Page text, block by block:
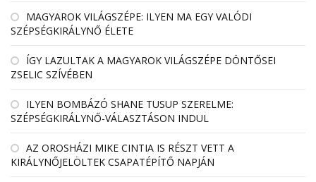
MAGYAROK VILÁGSZÉPE: ILYEN MA EGY VALÓDI
SZÉPSÉGKIRÁLYNŐ ÉLETE
ÍGY LAZULTAK A MAGYAROK VILÁGSZÉPE DÖNTŐSEI
ZSELIC SZÍVÉBEN
ILYEN BOMBÁZÓ SHANE TUSUP SZERELME:
SZÉPSÉGKIRÁLYNŐ-VÁLASZTÁSON INDUL
AZ OROSHÁZI MIKE CINTIA IS RÉSZT VETT A
KIRÁLYNŐJELÖLTEK CSAPATÉPÍTŐ NAPJÁN